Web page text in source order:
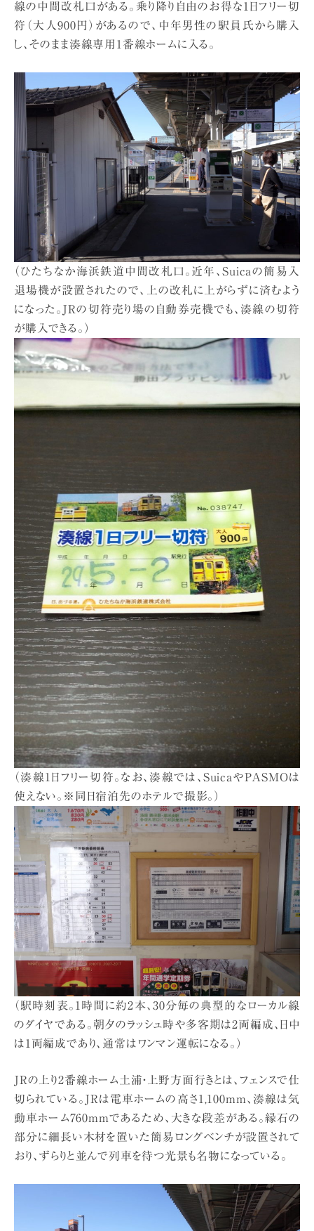
線の中間改札口がある。乗り降り自由のお得な1日フリー切
符（大人900円）があるので、中年男性の駅員氏から購入
し、そのまま湊線専用1番線ホームに入る。
（ひたちなか海浜鉄道中間改札口。近年、Suicaの簡易入
退場機が設置されたので、上の改札に上がらずに済むよう
になった。JRの切符売り場の自動券売機でも、湊線の切符
が購入できる。）
（湊線1日フリー切符。なお、湊線では、SuicaやPASMOは
使えない。※同日宿泊先のホテルで撮影。）
（駅時刻表。1時間に約2本、30分毎の典型的なローカル線
のダイヤである。朝夕のラッシュ時や多客期は2両編成、日中
は1両編成であり、通常はワンマン運転になる。）
JRの上り2番線ホーム土浦・上野方面行きとは、フェンスで仕
切られている。JRは電車ホームの高さ1,100mm、湊線は気
動車ホーム760mmであるため、大きな段差がある。縁石の
部分に細長い木材を置いた簡易ロングベンチが設置されて
おり、ずらりと並んで列車を待つ光景も名物になっている。